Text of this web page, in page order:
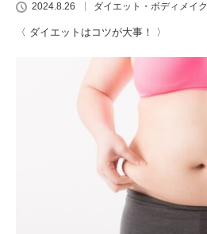
2024.8.26 ダイエット・ボディメイク
〈 ダイエットはコツが大事！ 〉